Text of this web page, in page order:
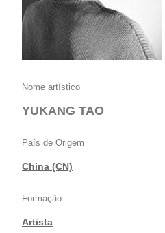
Nome artístico
YUKANG TAO
País de Origem
China (CN)
Formação
Artista